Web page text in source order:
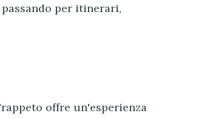
passando per itinerari,
offre un'esperienza